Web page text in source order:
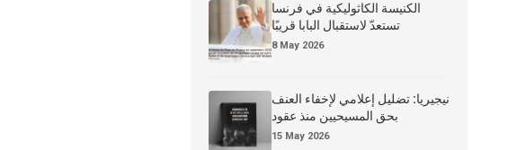
الكنيسة الكاثوليكية في فرنسا
تستعدّ لاستقبال البابا قريبًا
8 May 2026
نيجيريا: تضليل إعلامي لإخفاء العنف
بحق المسيحيين منذ عقود
15 May 2026